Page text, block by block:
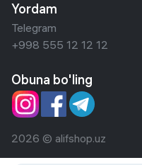
Yordam
Telegram
+998 555 12 12 12
Obuna bo'ling
2026 © alifshop.uz